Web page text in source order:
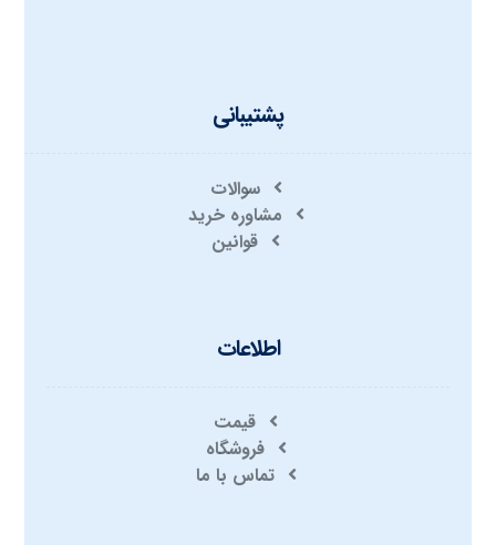
پشتیبانی
سوالات
مشاوره خرید
قوانین
اطلاعات
قیمت
فروشگاه
تماس با ما